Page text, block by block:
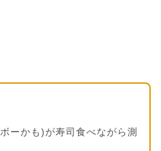
ーかも)が寿司食べながら測